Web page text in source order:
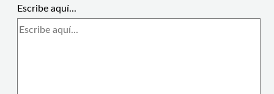
Escribe aquí...